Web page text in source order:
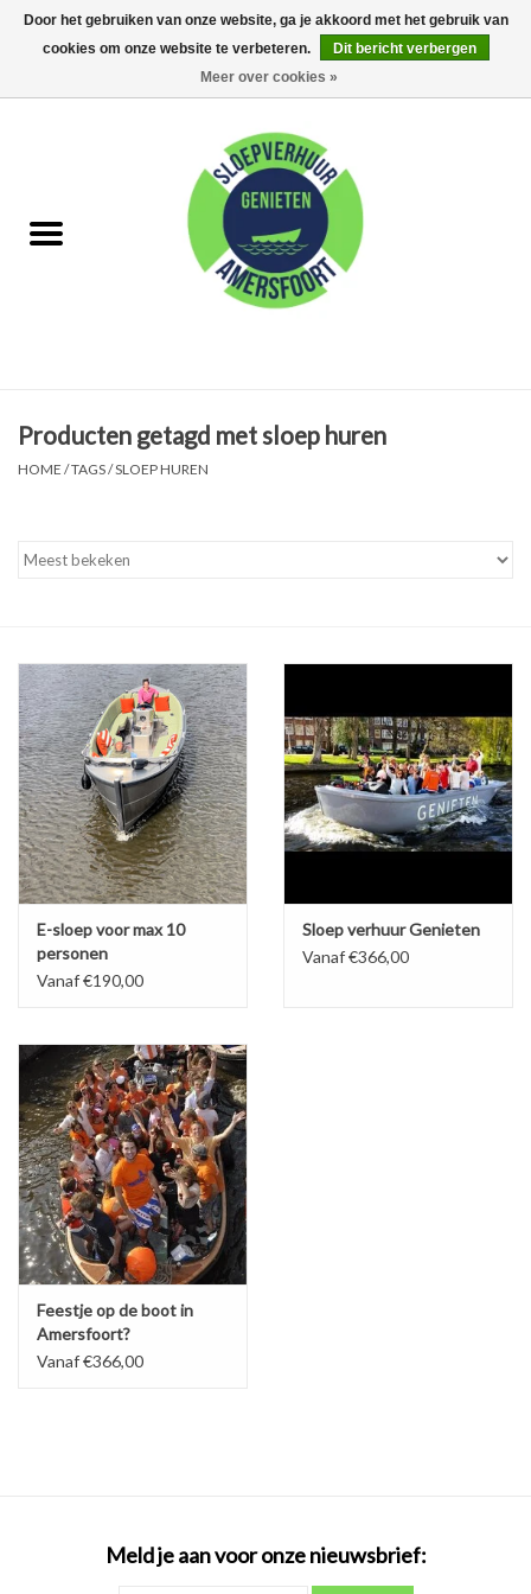
0 Artikelen - €0,00
Huur met schipper
Feest Arrangementen
Hottub boot
Producten getagd met sloep huren
HOME /TAGS/SLOEP HUREN
E-sloep voor max 10
personen
Vanaf €190,00
Sloep verhuur Genieten
Vanaf €366,00
Feestje op de boot in
Amersfoort?
Vanaf €366,00
Meld je aan voor onze nieuwsbrief:
Door het gebruiken van onze website, ga je akkoord met het gebruik van
cookies om onze website te verbeteren.
Dit bericht verbergen
Meer over cookies »